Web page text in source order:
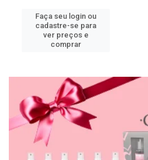
Faça seu login ou
cadastre-se para
ver preços e
comprar